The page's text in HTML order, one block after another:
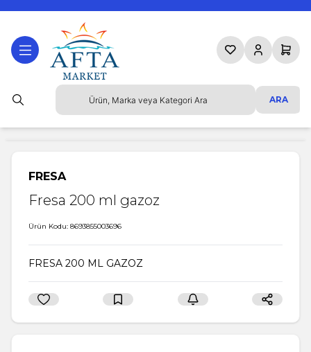
ARA
Favorilerim
HesabımSepetim
FRESA
Fresa 200 ml gazoz
Ürün Kodu: 8693855003696
FRESA 200 ML GAZOZ